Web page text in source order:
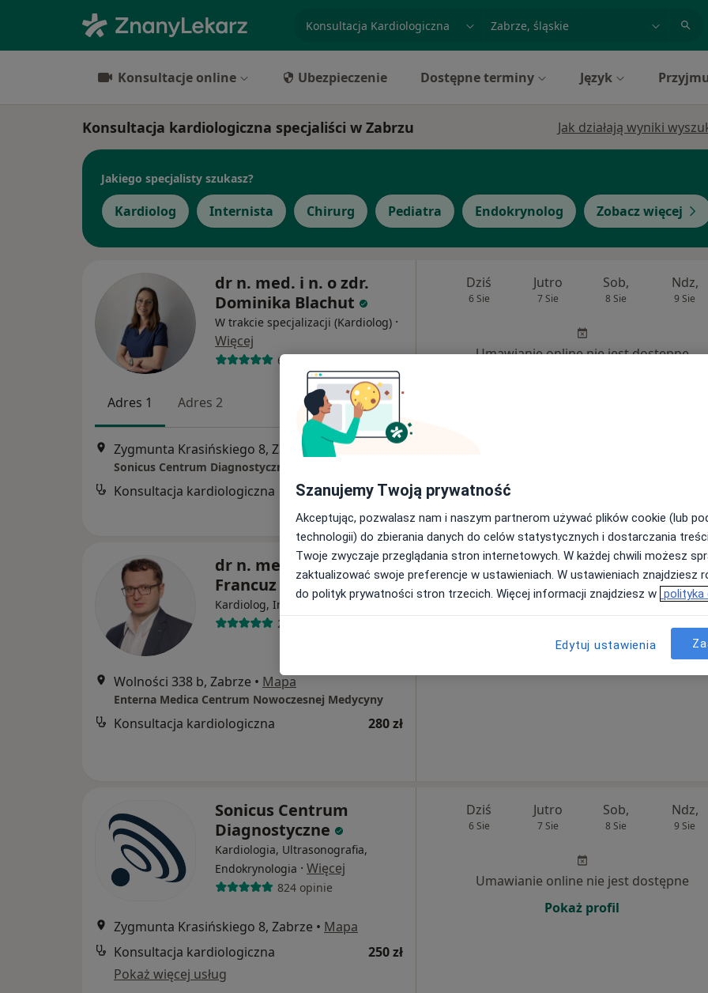
miasto lub dzielnica
Konsultacje online Ubezpieczenie Dostępne terminy Język
Konsultacja kardiologiczna specjaliści w Zabrzu Jak działają wyniki
Jakiego specjalisty szukasz?
Kardiolog Internista Chirurg Pediatra Endokrynolog Zobacz więcej
dr n. med. i n. o zdr.
Dominika Blachut
W trakcie specjalizacji (Kardiolog) ·
Więcej
63 opinie
Adres 1 Adres 2
Zygmunta Krasińskiego 8, Zabrze Mapa
Sonicus Centrum Diagnostyczne
Konsultacja kardiologiczna 250 zł
Dziś
6 Sie
Jutro
7 Sie
Sob,
8 Sie
Ndz,
9 Sie
Umawianie online nie jest dostępne
dr n. med. Paweł
Francuz
Kardiolog, Internista Więcej
22 opinie
Wolności 338 b, Zabrze • Mapa
Enterna Medica Centrum Nowoczesnej Medycyny
Konsultacja kardiologiczna 280 zł
Dziś
6 Sie
Jutro
7 Sie
Sob,
8 Sie
Ndz,
9 Sie
Sonicus Centrum
Diagnostyczne
Kardiologia, Ultrasonografia,
Endokrynologia · Więcej
824 opinie
Zygmunta Krasińskiego 8, Zabrze • Mapa
Konsultacja kardiologiczna
250 zł
Pokaż więcej usług
Dziś
6 Sie
Jutro
7 Sie
Sob,
8 Sie
Ndz,
9 Sie
Umawianie online nie jest dostępne
Pokaż profil
Szanujemy Twoją prywatność
Akceptując, pozwalasz nam i naszym partnerom używać plików cookie (lub
technologii) do zbierania danych do celów statystycznych i dostarczania
Twoje zwyczaje przeglądania stron internetowych. W każdej chwili możesz
zaktualizować swoje preferencje w ustawieniach. W ustawieniach znajdziesz
do polityk prywatności stron trzecich. Więcej informacji znajdziesz w polityka
Edytuj ustawienia